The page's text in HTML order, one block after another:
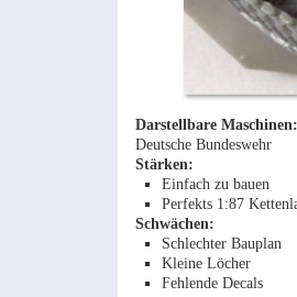
Darstellbare Maschinen:
Deutsche Bundeswehr
Stärken:
Einfach zu bauen
Perfekts 1:87
Schwächen:
Schlechter Bauplan
Kleine Löcher
Fehlende Decals